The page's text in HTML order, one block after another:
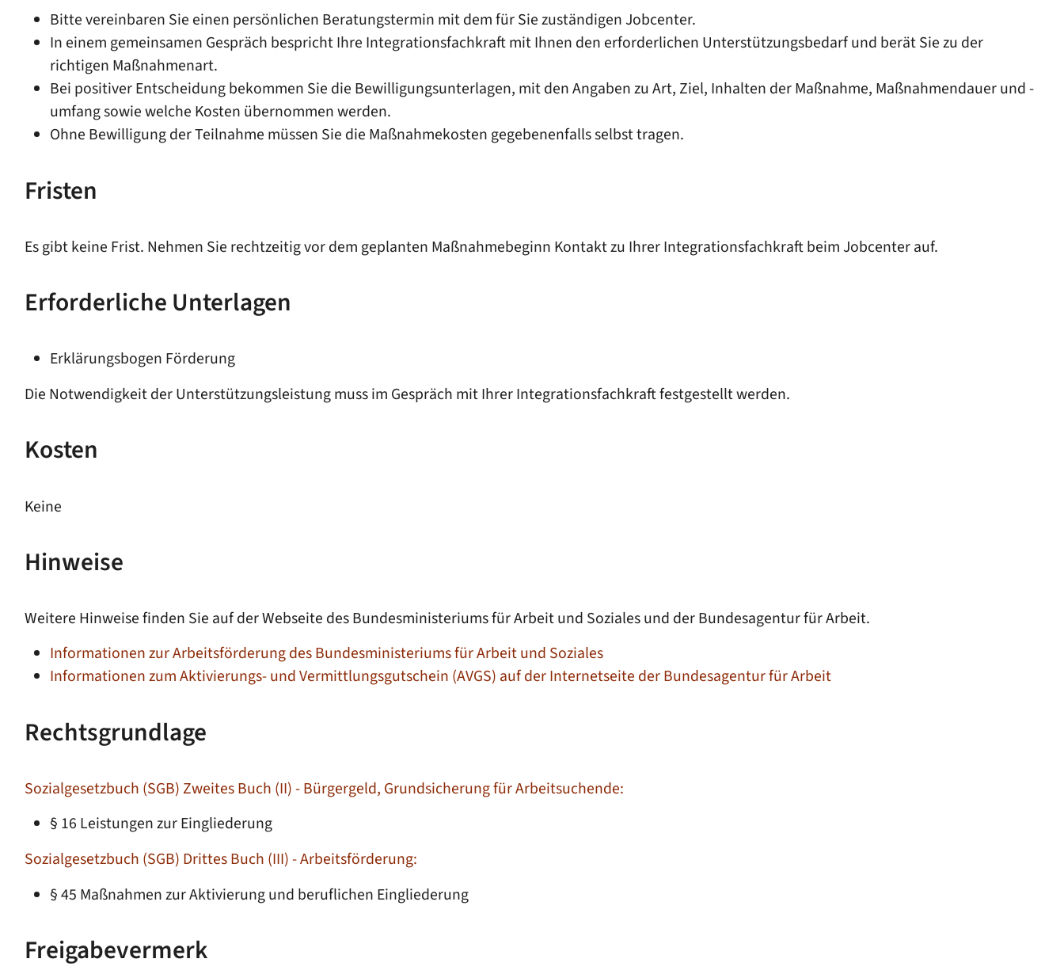
Bitte vereinbaren Sie einen persönlichen Beratungstermin mit dem für Sie zuständigen Jobcenter.
In einem gemeinsamen Gespräch bespricht Ihre Integrationsfachkraft mit Ihnen den erforderlichen Unterstützungsbedarf und berät Sie zu der
richtigen Maßnahmenart.
Bei positiver Entscheidung bekommen Sie die Bewilligungsunterlagen, mit den Angaben zu Art, Ziel, Inhalten der Maßnahme, Maßnahmendauer und -
umfang sowie welche Kosten übernommen werden.
Ohne Bewilligung der Teilnahme müssen Sie die Maßnahmekosten gegebenenfalls selbst tragen.
Fristen
Es gibt keine Frist. Nehmen Sie rechtzeitig vor dem geplanten Maßnahmebeginn Kontakt zu Ihrer Integrationsfachkraft beim Jobcenter auf.
Erforderliche Unterlagen
Erklärungsbogen Förderung
Die Notwendigkeit der Unterstützungsleistung muss im Gespräch mit Ihrer Integrationsfachkraft festgestellt werden.
Kosten
Keine
Hinweise
Weitere Hinweise finden Sie auf der Webseite des Bundesministeriums für Arbeit und Soziales und der Bundesagentur für Arbeit.
Informationen zur Arbeitsförderung des Bundesministeriums für Arbeit und Soziales
Informationen zum Aktivierungs- und Vermittlungsgutschein (AVGS) auf der Internetseite der Bundesagentur für Arbeit
Rechtsgrundlage
Sozialgesetzbuch (SGB) Zweites Buch (II) - Bürgergeld, Grundsicherung für Arbeitsuchende:
§ 16 Leistungen zur Eingliederung
Sozialgesetzbuch (SGB) Drittes Buch (III) - Arbeitsförderung:
§ 45 Maßnahmen zur Aktivierung und beruflichen Eingliederung
Freigabevermerk